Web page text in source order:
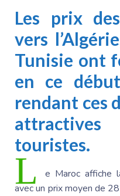
Les prix
vers
Tunisie ont
en ce
rendant ces
touristes.
L e Maroc affiche
avec un prix moyen de